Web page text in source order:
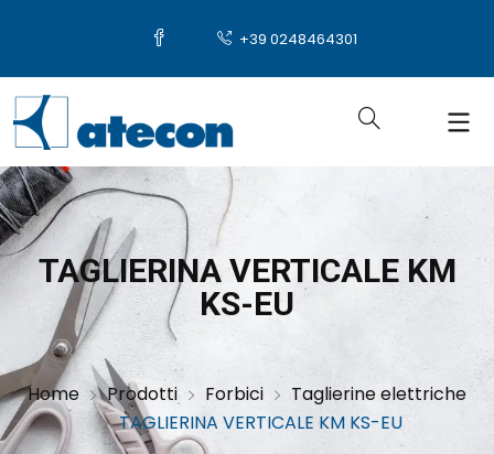
+39 0248464301
TAGLIERINA VERTICALE KM
KS-EU
Home Prodotti Forbici
Taglierine elettriche
TAGLIERINA VERTICALE KM KS-EU